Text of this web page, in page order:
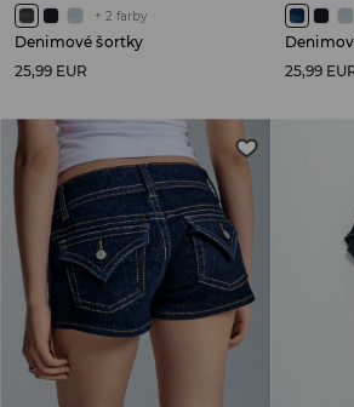
+ 2 farby
Denimové šortky
25,99 EUR
25,99